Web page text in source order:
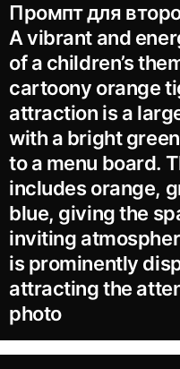
Промпт для
A vibrant and
of a children’s
cartoony orange
attraction is a
with a bright
to a menu board.
includes orange,
blue, giving the
inviting
is prominently
attracting the
photo